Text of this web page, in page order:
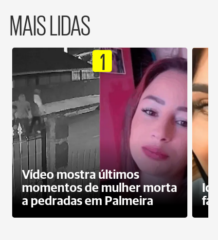
MAIS LIDAS
1
Vídeo mostra últimos
momentos de mulher morta
a pedradas em Palmeira